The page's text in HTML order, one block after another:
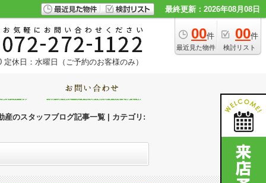
最終更新：2026年08月08日
00件
最近見た物件
00件
検討リスト
定休日：水曜日（ご予約のお客様のみ）
のスタッフブログ記事一覧 | カテゴリ: